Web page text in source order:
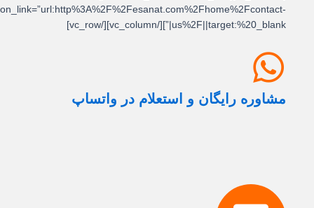
button_link=”url:http%3A%2F%2Fesanat.com%2Fhome%2Fcontact-
us%2F||target:%20_blank|”][/vc_column][/vc_row]
مشاوره رایگان و استعلام در واتساپ